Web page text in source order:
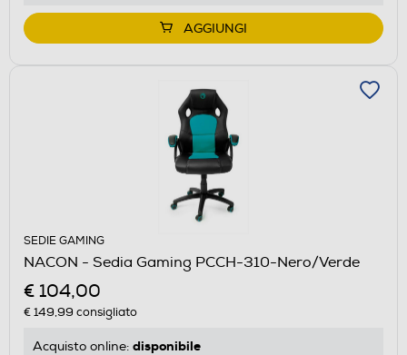
AGGIUNGI
SEDIE GAMING
NACON - Sedia Gaming PCCH-310-Nero/Verde
€ 104,00
€ 149,99 consigliato
Acquisto online: disponibile